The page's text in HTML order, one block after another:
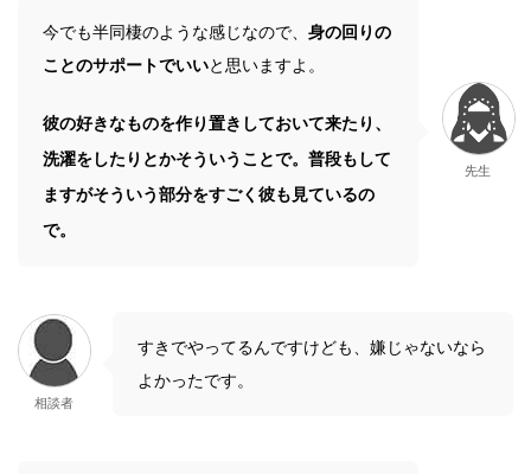
今でも半同棲のような感じなので、 身の回りの
ことのサポートでいいと思いますよ。
彼の好きなものを作り置きしておいて来たり、
洗濯をしたりとかそういうことで。普段もして
ますがそういう部分をすごく彼も見ているの
で。
先生
相談者
すきでやってるんですけども、嫌じゃないなら
よかったです。